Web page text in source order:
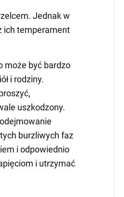
Jednak w
ich temperament
może być bardzo
i rodziny.
uszkodzony.
burzliwych faz
i odpowiednio
i utrzymać